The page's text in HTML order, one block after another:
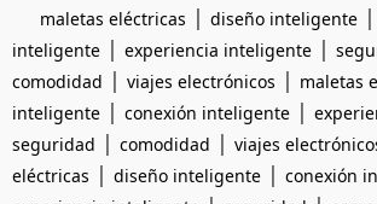
maletas eléctricas | diseño inteligente |
inteligente | experiencia inteligente |
comodidad | viajes electrónicos | maletas
inteligente | conexión inteligente |
seguridad | comodidad | viajes
eléctricas | diseño inteligente | conexión